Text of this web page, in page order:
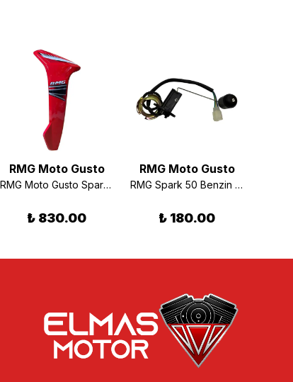
RMG Moto Gusto
RMG Moto Gusto Spark 50 Sağ Rüzgarlık Kırmızı
₺ 830.00
RMG Moto Gusto
RMG Spark 50 Benzin Şamandırası
₺ 180.00